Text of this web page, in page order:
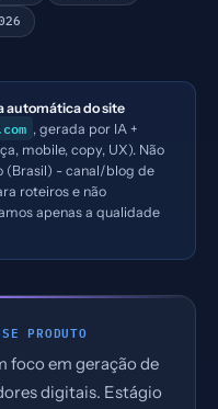
automática do site
, gerada por IA +
mobile, copy, UX). Não
(Brasil) - canal/blog de
roteiros e não
apenas a qualidade
PRODUTO
foco em geração de
digitais. Estágio